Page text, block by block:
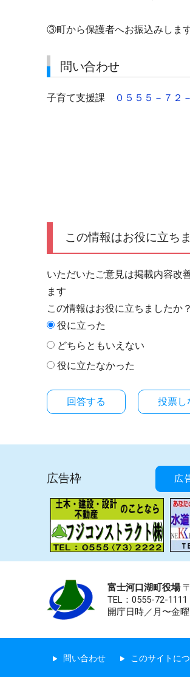
③町から保護者へお振込みしま
問い合わせ
子育て支援課 ０５５５－７２
この情報はお役に立ち
いただいたご意見は掲載内容改
ます
この情報はお役に立ちましたか？
役に立った
どちらともいえない
役に立たなかった
投票し
広告枠 広
富士河口湖町役場
TEL：0555-72-1111
開庁日時／月〜金
問い合わせ このサイトに